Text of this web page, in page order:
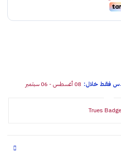
08 أغسطس - 06 سبتمبر